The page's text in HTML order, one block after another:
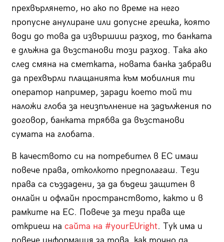
прехвърлянето, но ако по време на него
пропусне анулиране или допусне грешка, която
води до това да извършиш разход, то банката
е длъжна да възстанови този разход. Така ако
след смяна на сметката, новата банка забрави
да прехвърли плащанията към мобилния ти
оператор например, заради което той ти
наложи глоба за неизпълнение на задължения по
договор, банката трябва да възстанови
сумата на глобата.
В качеството си на потребител в ЕС имаш
повече права, отколкото предполагаш. Тези
права са създадени, за да бъдеш защитен в
онлайн и офлайн пространството, както и в
рамките на ЕС. Повече за тези права ще
откриеш на сайта на #yourEUright. Тук има и